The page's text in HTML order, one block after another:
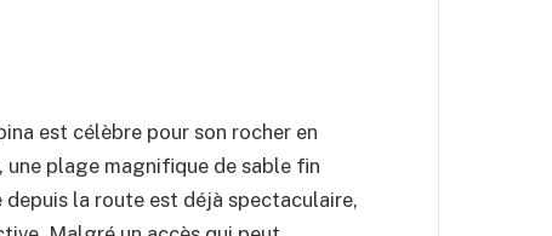
est célèbre pour son rocher en
plage magnifique de sable fin
depuis la route est déjà spectaculaire,